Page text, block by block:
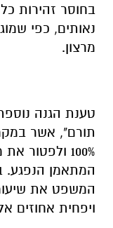
בחוסר זהירות
נאותים, כפי
מרצון.
טענת הגנה
תורם", אשר
100%
המתאמן הנפגע.
המשפט את
ויפחית אחוזים